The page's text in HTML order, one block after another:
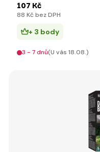
107 Kč
88 Kč bez DPH
+ 3 body
3 - 7 dnů(U vás 18.08.)